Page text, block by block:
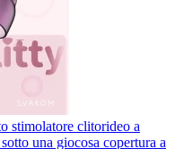
stimolatore clitorideo a
una giocosa copertura a